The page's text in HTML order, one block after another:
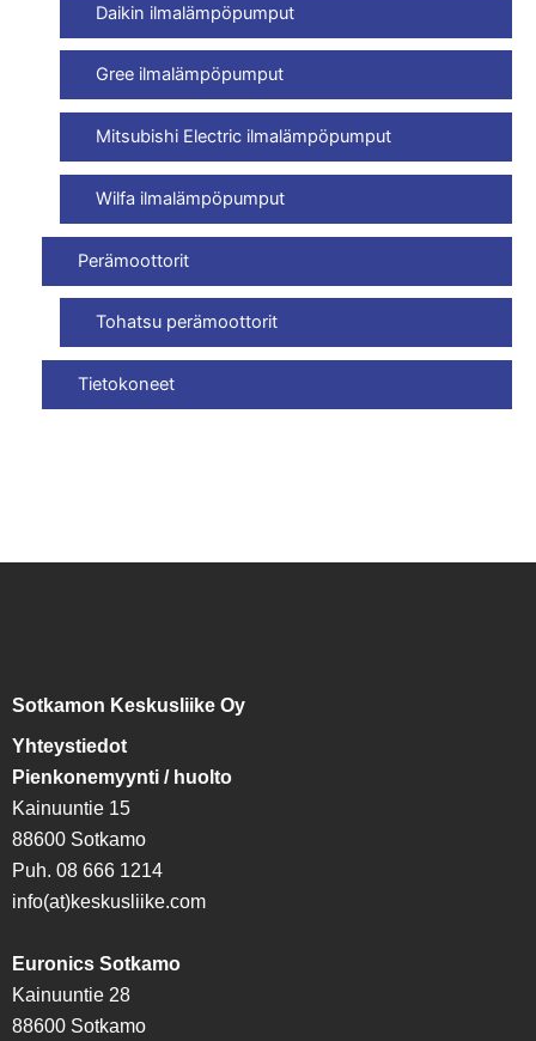
Daikin ilmalämpöpumput
Gree ilmalämpöpumput
Mitsubishi Electric ilmalämpöpumput
Wilfa ilmalämpöpumput
Perämoottorit
Tohatsu perämoottorit
Tietokoneet
Sotkamon Keskusliike Oy
Yhteystiedot
Pienkonemyynti / huolto
Kainuuntie 15
88600 Sotkamo
Puh. 08 666 1214
info(at)keskusliike.com
Euronics Sotkamo
Kainuuntie 28
88600 Sotkamo